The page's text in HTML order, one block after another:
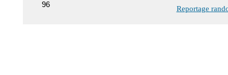
Reportage